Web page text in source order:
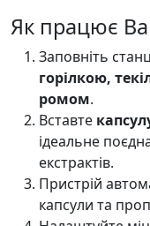
Як працює
Заповніть
горілкою,
ромом.
Вставте
ідеальне
екстрактів.
Пристрій
капсули та